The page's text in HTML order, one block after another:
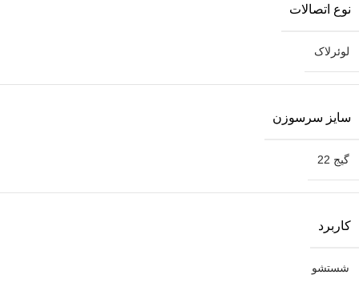
نوع اتصالات
لوئرلاک
سایز سرسوزن
گیج 22
کاربرد
شستشو